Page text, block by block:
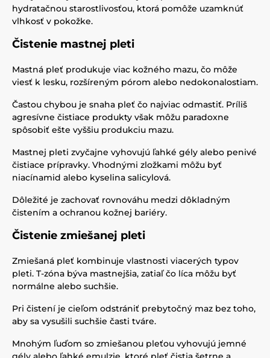
hydratačnou starostlivosťou, ktorá pomôže uzamknúť
vlhkosť v pokožke.
Čistenie mastnej pleti
Mastná pleť produkuje viac kožného mazu, čo môže
viesť k lesku, rozšíreným pórom alebo nedokonalostiam.
Častou chybou je snaha pleť čo najviac odmastiť. Príliš
agresívne čistiace produkty však môžu paradoxne
spôsobiť ešte vyššiu produkciu mazu.
Mastnej pleti zvyčajne vyhovujú ľahké gély alebo penivé
čistiace prípravky. Vhodnými zložkami môžu byť
niacínamid alebo kyselina salicylová.
Dôležité je zachovať rovnováhu medzi dôkladným
čistením a ochranou kožnej bariéry.
Čistenie zmiešanej pleti
Zmiešaná pleť kombinuje vlastnosti viacerých typov
pleti. T-zóna býva mastnejšia, zatiaľ čo líca môžu byť
normálne alebo suchšie.
Pri čistení je cieľom odstrániť prebytočný maz bez toho,
aby sa vysušili suchšie časti tváre.
Mnohým ľuďom so zmiešanou pleťou vyhovujú jemné